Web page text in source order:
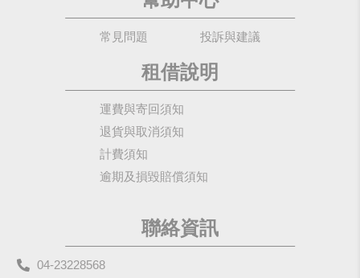
常見問題 投訴與建議
租借說明
運費與寄回須知
退貨與取消須知
計費須知
逾期及損毀賠償須知
聯絡資訊
04-23228568